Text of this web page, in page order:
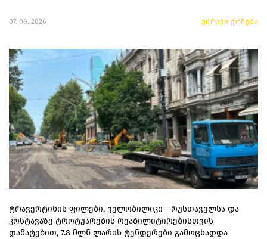
07. 08. 2026 უძრავი ქონება
ტრავერტინის ფილები, ველობილიკი - რუსთაველსა და
კოსტავაზე ტროტუარების რეაბილიტირებისთვის
დამატებით, 7.8 მლნ ლარის ტენდერები გამოცხადდა